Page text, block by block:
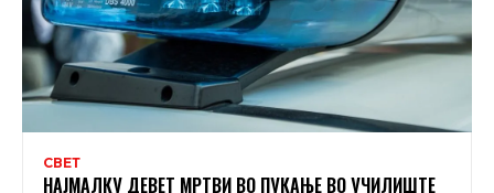
СВЕТ
НАЈМАЛКУ ДЕВЕТ МРТВИ ВО ПУКАЊЕ ВО УЧИЛИШТЕ